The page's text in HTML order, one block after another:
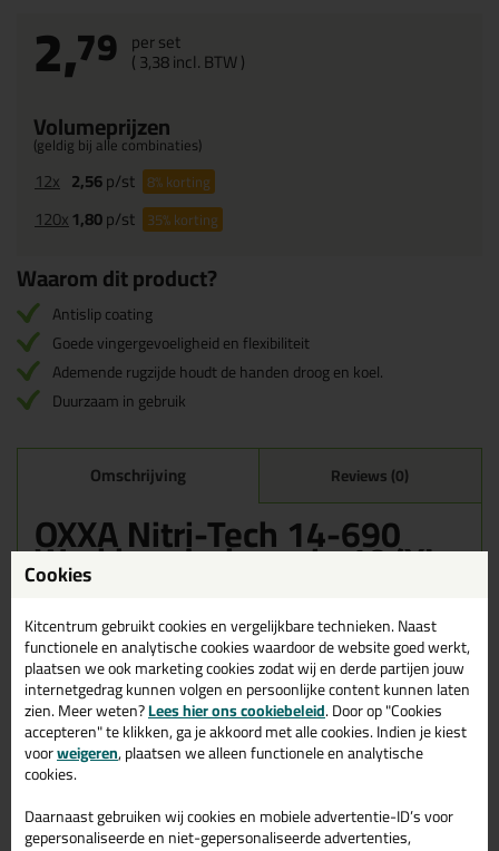
2,79 per set
(3,38incl. BTW )
Volumeprijzen
(geldig bij alle combinaties)
12x 2,56p/st 8%korting
120x1,80p/st 35%korting
Waarom dit product?
Antislip coating
Goede vingergevoeligheid en flexibiliteit
Ademende rugzijde houdt de handen droog en koel.
Duurzaam in gebruik
Omschrijving Reviews (0)
OXXA Nitri-Tech 14-690
Werkhandschoen in 10/XL
Bestel de OXXA Nitri-Tech 14-690 Werkhandschoen in 10/XL
Wil je meer weten over de toepassing en kenmerken van dit
product?Lees alles over dit product >
Gerelateerde producten
Cookies
Kitcentrum gebruikt cookies en vergelijkbare technieken. Naast
functionele en analytische cookies waardoor de website goed werkt,
plaatsen we ook marketing cookies zodat wij en derde partijen jouw
internetgedrag kunnen volgen en persoonlijke content kunnen laten
zien. Meer weten?Lees hier ons cookiebeleid. Door op "Cookies
accepteren" te klikken, ga je akkoord met alle cookies. Indien je kiest
voorweigeren, plaatsen we alleen functionele en analytische
cookies.
Daarnaast gebruiken wij cookies en mobiele advertentie-ID’s voor
gepersonaliseerde en niet-gepersonaliseerde advertenties,